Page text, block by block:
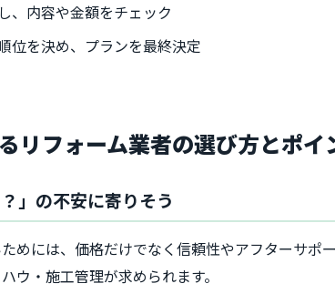
、内容や金額をチェック
位を決め、プランを最終決定
リフォーム業者の選び方とポイ
」の不安に寄りそう
ためには、価格だけでなく信頼性やアフターサ
ウ・施工管理が求められます。